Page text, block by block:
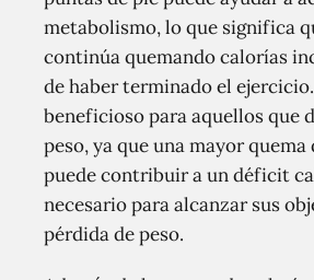
metabolismo, lo que significa
continúa quemando calorías
de haber terminado el
beneficioso para aquellos que
peso, ya que una mayor quema
puede contribuir a un déficit
necesario para alcanzar sus
pérdida de peso.